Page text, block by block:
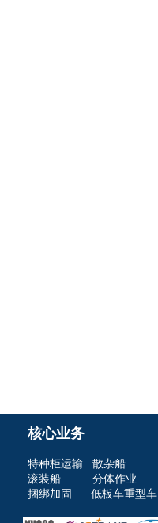
核心业务
特种柜运输 散杂船
滚装船 分体作业
捆绑加固 低板车重型车